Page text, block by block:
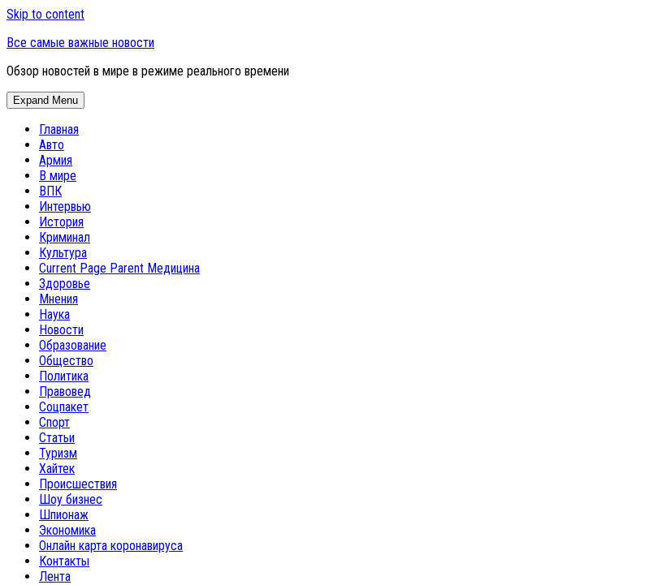
Skip to content
Все самые важные новости
Обзор новостей в мире в режиме реального времени
Expand Menu
Главная
Авто
Армия
В мире
ВПК
Интервью
История
Криминал
Культура
Current Page Parent Медицина
Здоровье
Мнения
Наука
Новости
Образование
Общество
Политика
Правовед
Соцпакет
Спорт
Статьи
Туризм
Хайтек
Происшествия
Шоу бизнес
Шпионаж
Экономика
Онлайн карта коронавируса
Контакты
Лента